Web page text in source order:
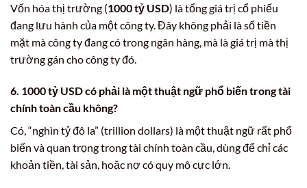
Vốn hóa thị trường (1000 tỷ USD) là tổng giá trị cổ phiếu
đang lưu hành của một công ty. Đây không phải là số tiền
mặt mà công ty đang có trong ngân hàng, mà là giá trị mà thị
trường gán cho công ty đó.
6. 1000 tỷ USDcó phải là một thuật ngữ phổ biến trong tài
chính toàn cầu không?
Có, “nghìn tỷ đô la” (trillion dollars) là một thuật ngữ rất phổ
biến và quan trọng trong tài chính toàn cầu, dùng để chỉ các
khoản tiền, tài sản, hoặc nợ có quy mô cực lớn.